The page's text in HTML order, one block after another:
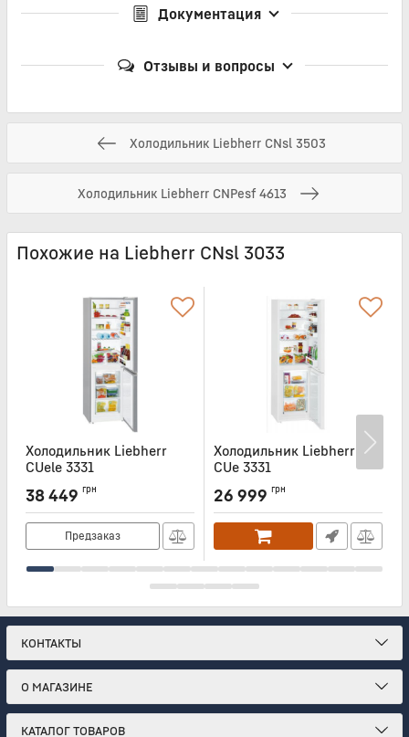
Документация
Отзывы и вопросы
Холодильник Liebherr CNsl 3503
Холодильник Liebherr CNPesf 4613
Похожие на Liebherr CNsl 3033
Холодильник Liebherr
CUele 3331
CUELE3331
38 449 грн
Предзаказ
Холодильник Liebherr
CUe 3331
CUE3331
26 999 грн
КОНТАКТЫ
О МАГАЗИНЕ
КАТАЛОГ ТОВАРОВ